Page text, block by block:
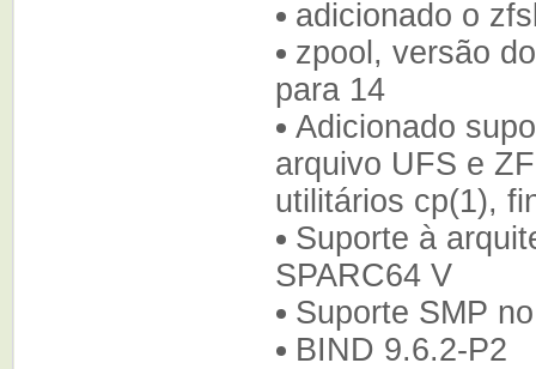
adicionado o
zpool, versão
para 14
Adicionado
arquivo UFS e
utilitários cp(1),
Suporte à
SPARC64 V
Suporte SMP
BIND 9.6.2-P2